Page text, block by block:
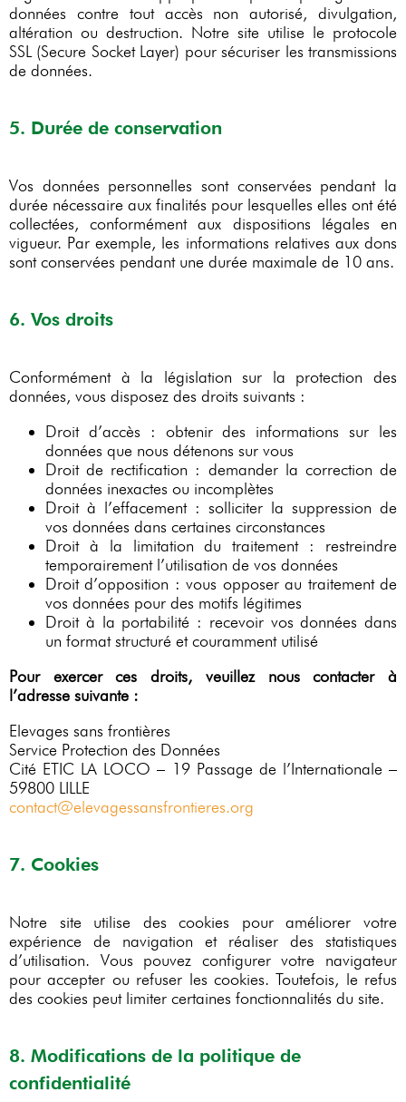
données contre tout accès non autorisé, divulgation,
altération ou destruction. Notre site utilise le protocole
SSL (Secure Socket Layer) pour sécuriser les transmissions
de données.
5. Durée de conservation
Vos données personnelles sont conservées pendant la
durée nécessaire aux finalités pour lesquelles elles ont été
collectées, conformément aux dispositions légales en
vigueur. Par exemple, les informations relatives aux dons
sont conservées pendant une durée maximale de 10 ans.
6. Vos droits
Conformément à la législation sur la protection des
données, vous disposez des droits suivants :
Droit d’accès : obtenir des informations sur les
données que nous détenons sur vous
Droit de rectification : demander la correction de
données inexactes ou incomplètes
Droit à l’effacement : solliciter la suppression de
vos données dans certaines circonstances
Droit à la limitation du traitement : restreindre
temporairement l’utilisation de vos données
Droit d’opposition : vous opposer au traitement de
vos données pour des motifs légitimes
Droit à la portabilité : recevoir vos données dans
un format structuré et couramment utilisé
Pour exercer ces droits, veuillez nous contacter à
l’adresse suivante :
Elevages sans frontières
Service Protection des Données
Cité ETIC LA LOCO – 19 Passage de l’Internationale –
59800 LILLE
contact@elevagessansfrontieres.org
7. Cookies
Notre site utilise des cookies pour améliorer votre
expérience de navigation et réaliser des statistiques
d’utilisation. Vous pouvez configurer votre navigateur
pour accepter ou refuser les cookies. Toutefois, le refus
des cookies peut limiter certaines fonctionnalités du site.
8. Modifications de la politique de
confidentialité